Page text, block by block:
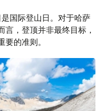
国际登山日。对于哈萨
言，登顶并非最终目标，
的准则。